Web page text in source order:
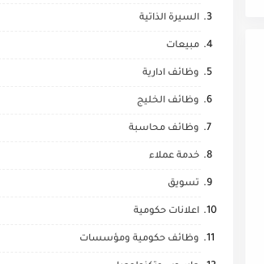
السيرة الذاتية
مبيعات
وظائف ادارية
وظائف الخليج
وظائف محاسبة
خدمة عملاء
تسويق
اعلانات حكومية
وظائف حكومية ومؤسسات